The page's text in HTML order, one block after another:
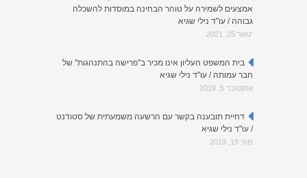
אמצעים לשמירה על טוהר הבחינה במוסדות להשכלה
גבוהה / עו"ד נילי שגיא
ינואר 25, 2021
בית המשפט העליון אינו מכיר ב"פרישה בהתנהגות" של
חבר עמותה / עו"ד נילי שגיא
אוקטובר 5, 2019
דחיית תובענה בקשר עם הרשעה משמעתית של סטודנט
/ עו"ד נילי שגיא
מאי 19, 2019